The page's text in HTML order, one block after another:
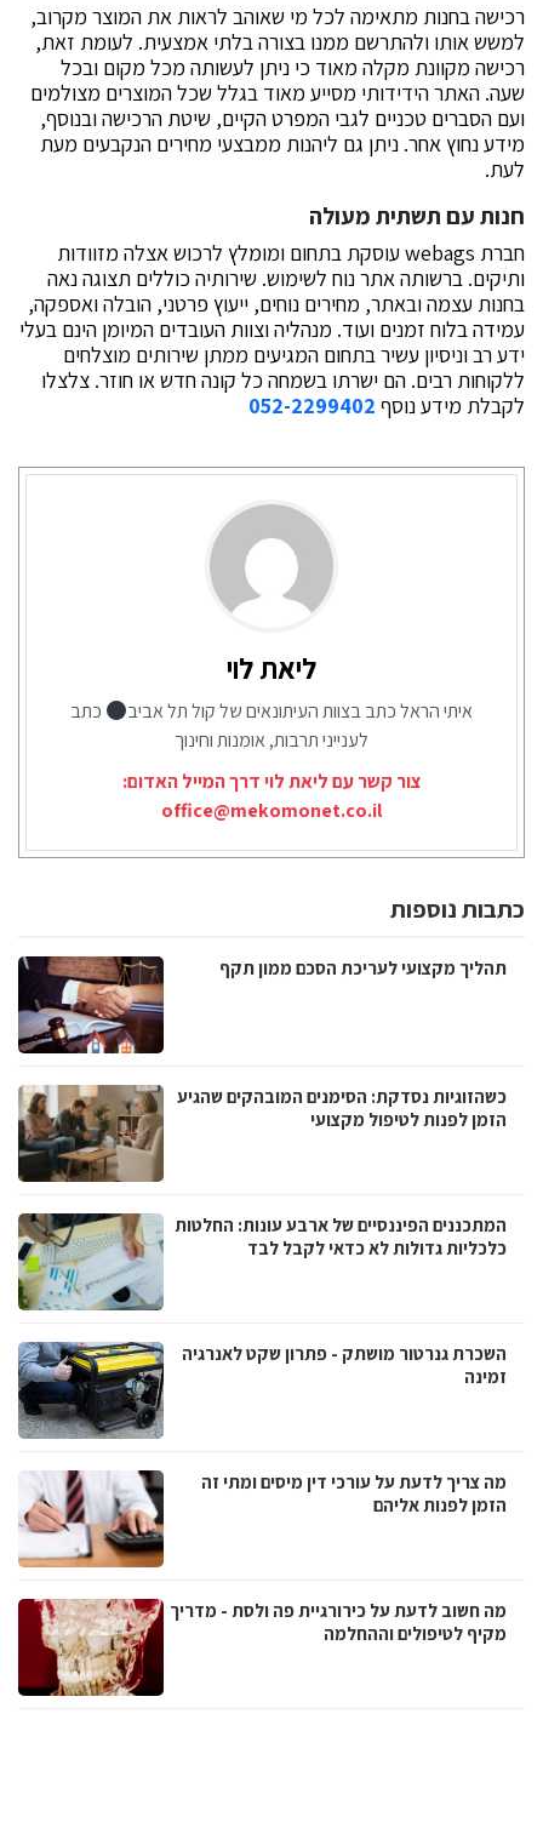
רכישה בחנות מתאימה לכל מי שאוהב לראות את המוצר מקרוב,
למשש אותו ולהתרשם ממנו בצורה בלתי אמצעית. לעומת זאת,
רכישה מקוונת מקלה מאוד כי ניתן לעשותה מכל מקום ובכל
שעה. האתר הידידותי מסייע מאוד בגלל שכל המוצרים מצולמים
ועם הסברים טכניים לגבי המפרט הקיים, שיטת הרכישה ובנוסף,
מידע נחוץ אחר. ניתן גם ליהנות ממבצעי מחירים הנקבעים מעת
לעת.
חנות עם תשתית מעולה
חברת webags עוסקת בתחום ומומלץ לרכוש אצלה מזוודות
ותיקים. ברשותה אתר נוח לשימוש. שירותיה כוללים תצוגה נאה
בחנות עצמה ובאתר, מחירים נוחים, ייעוץ פרטני, הובלה ואספקה,
עמידה בלוח זמנים ועוד. מנהליה וצוות העובדים המיומן הינם בעלי
ידע רב וניסיון עשיר בתחום המגיעים ממתן שירותים מוצלחים
ללקוחות רבים. הם ישרתו בשמחה כל קונה חדש או חוזר. צלצלו
לקבלת מידע נוסף 052-2299402
ליאת לוי
איתי הראל כתב בצוות העיתונאים של קול תל אביב
כתב
לענייני תרבות, אומנות וחינוך
צור קשר עם ליאת לוי דרך המייל האדום:
office@mekomonet.co.il
כתבות נוספות
תהליך מקצועי לעריכת הסכם ממון תקף
כשהזוגיות נסדקת: הסימנים המובהקים שהגיע
הזמן לפנות לטיפול מקצועי
המתכננים הפיננסיים של ארבע עונות: החלטות
כלכליות גדולות לא כדאי לקבל לבד
השכרת גנרטור מושתק - פתרון שקט לאנרגיה
זמינה
מה צריך לדעת על עורכי דין מיסים ומתי זה
הזמן לפנות אליהם
מה חשוב לדעת על כירורגיית פה ולסת - מדריך
מקיף לטיפולים וההחלמה